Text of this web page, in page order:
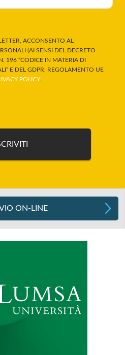
ACCONSENTO AL
(AI SENSI DEL DECRETO
196 “CODICE IN MATERIA DI
E DEL GDPR, REGOLAMENTO UE
POLICY.
ON-LINE